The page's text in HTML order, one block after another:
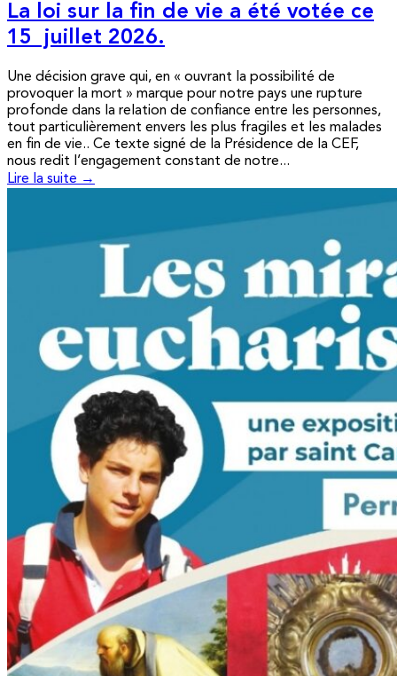
La loi sur la fin de vie a été votée ce
15 juillet 2026.
Une décision grave qui, en « ouvrant la possibilité de
provoquer la mort » marque pour notre pays une rupture
profonde dans la relation de confiance entre les personnes,
tout particulièrement envers les plus fragiles et les malades
en fin de vie.. Ce texte signé de la Présidence de la CEF,
nous redit l’engagement constant de notre...
Lire la suite →